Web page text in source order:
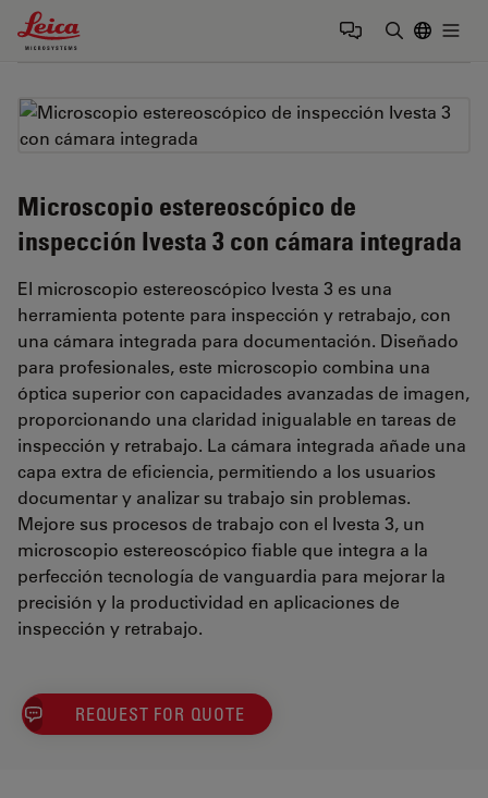
Leica Microsystems Logo
Microscopio estereoscópico de
inspección Ivesta 3 con cámara integrada
El microscopio estereoscópico Ivesta 3 es una
herramienta potente para inspección y retrabajo, con
una cámara integrada para documentación. Diseñado
para profesionales, este microscopio combina una
óptica superior con capacidades avanzadas de imagen,
proporcionando una claridad inigualable en tareas de
inspección y retrabajo. La cámara integrada añade una
capa extra de eficiencia, permitiendo a los usuarios
documentar y analizar su trabajo sin problemas.
Mejore sus procesos de trabajo con el Ivesta 3, un
microscopio estereoscópico fiable que integra a la
perfección tecnología de vanguardia para mejorar la
precisión y la productividad en aplicaciones de
inspección y retrabajo.
REQUEST FOR QUOTE